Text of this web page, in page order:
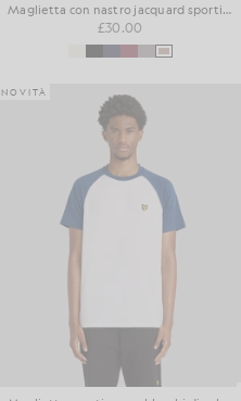
Maglietta con nastro jacquard sportivo
£30.00
NOVITÀ